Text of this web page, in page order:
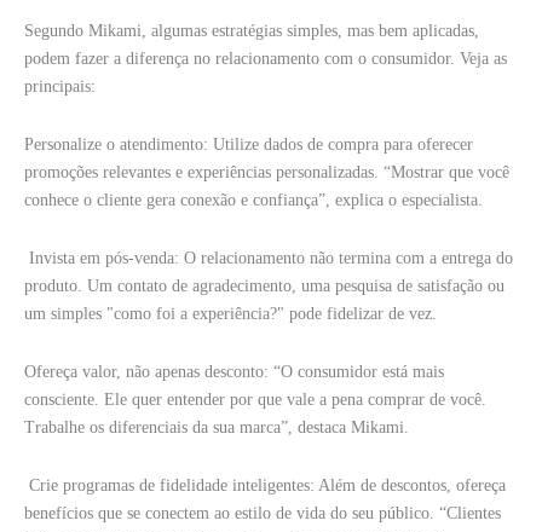
Segundo Mikami, algumas estratégias simples, mas bem aplicadas,
podem fazer a diferença no relacionamento com o consumidor. Veja as
principais:
Personalize o atendimento: Utilize dados de compra para oferecer
promoções relevantes e experiências personalizadas. “Mostrar que você
conhece o cliente gera conexão e confiança”, explica o especialista.
Invista em pós-venda: O relacionamento não termina com a entrega do
produto. Um contato de agradecimento, uma pesquisa de satisfação ou
um simples "como foi a experiência?" pode fidelizar de vez.
Ofereça valor, não apenas desconto: “O consumidor está mais
consciente. Ele quer entender por que vale a pena comprar de você.
Trabalhe os diferenciais da sua marca”, destaca Mikami.
Crie programas de fidelidade inteligentes: Além de descontos, ofereça
benefícios que se conectem ao estilo de vida do seu público. “Clientes